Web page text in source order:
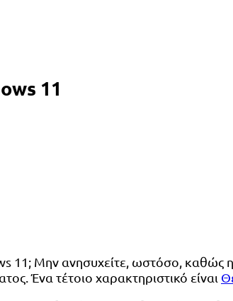
11
11; Μην ανησυχείτε, ωστόσο, καθώς
Ένα τέτοιο χαρακτηριστικό είναι